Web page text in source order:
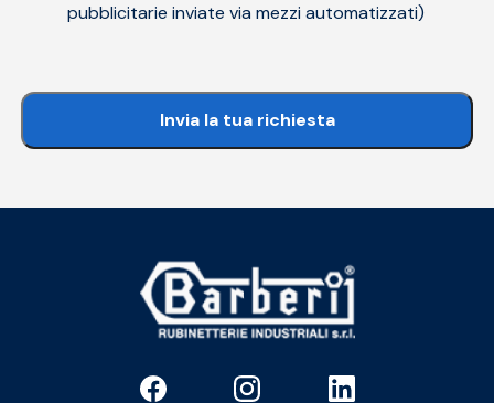
pubblicitarie inviate via mezzi automatizzati)